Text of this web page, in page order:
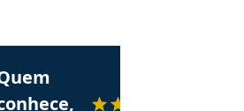
depoimento
Alessandra recomenda o Aprova